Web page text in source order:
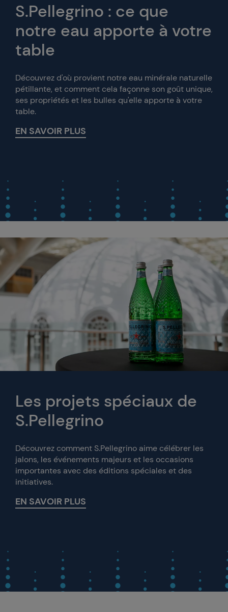
S.Pellegrino : ce que
notre eau apporte à votre
table
Découvrez d'où provient notre eau minérale naturelle
pétillante, et comment cela façonne son goût unique,
ses propriétés et les bulles qu'elle apporte à votre
table.
EN SAVOIR PLUS
Les projets spéciaux de
S.Pellegrino
Découvrez comment S.Pellegrino aime célébrer les
jalons, les événements majeurs et les occasions
importantes avec des éditions spéciales et des
initiatives.
EN SAVOIR PLUS